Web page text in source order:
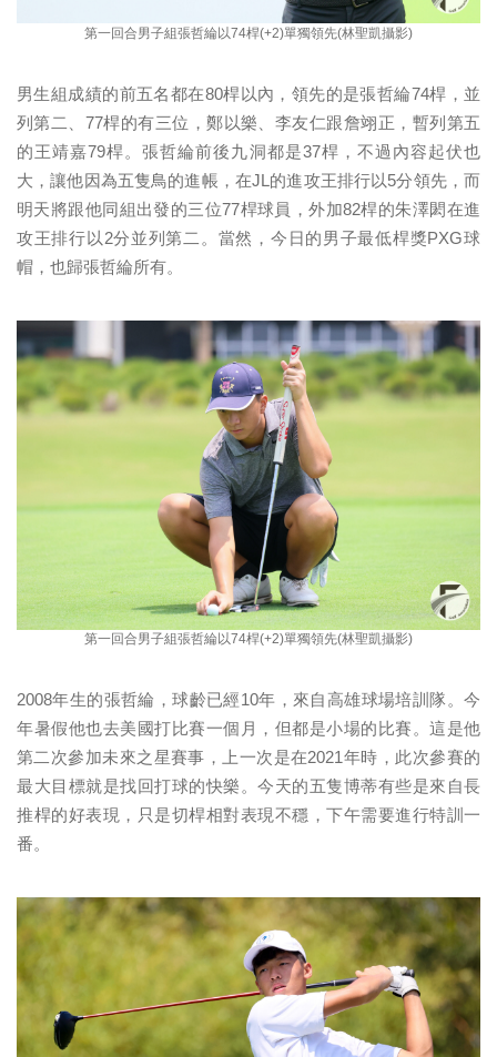
第一回合男子組張哲綸以74桿(+2)單獨領先(林聖凱攝影)
男生組成績的前五名都在80桿以內，領先的是張哲綸74桿，並
列第二、77桿的有三位，鄭以樂、李友仁跟詹翊正，暫列第五
的王靖嘉79桿。張哲綸前後九洞都是37桿，不過內容起伏也
大，讓他因為五隻鳥的進帳，在JL的進攻王排行以5分領先，而
明天將跟他同組出發的三位77桿球員，外加82桿的朱澤閎在進
攻王排行以2分並列第二。當然，今日的男子最低桿獎PXG球
帽，也歸張哲綸所有。
第一回合男子組張哲綸以74桿(+2)單獨領先(林聖凱攝影)
2008年生的張哲綸，球齡已經10年，來自高雄球場培訓隊。今
年暑假他也去美國打比賽一個月，但都是小場的比賽。這是他
第二次參加未來之星賽事，上一次是在2021年時，此次參賽的
最大目標就是找回打球的快樂。今天的五隻博蒂有些是來自長
推桿的好表現，只是切桿相對表現不穩，下午需要進行特訓一
番。